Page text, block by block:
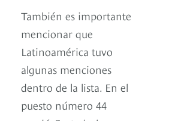
También es importante
mencionar que
Latinoamérica tuvo
algunas menciones
dentro de la lista. En el
puesto número 44